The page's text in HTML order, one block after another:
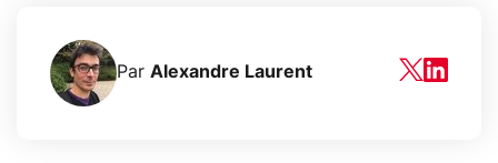
Par Alexandre Laurent